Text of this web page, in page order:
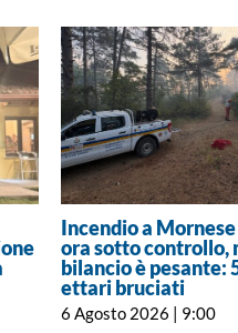
Incendio a
ora sotto controllo,
bilancio è pesante:
ettari bruciati
6 Agosto 2026 | 9:00